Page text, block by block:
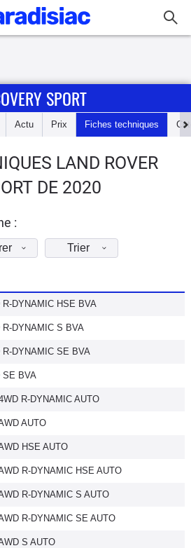
SPORT
Actu Prix Fiches techniques
LAND ROVER
DE 2020
:
Trier
DYNAMIC HSE BVA
DYNAMIC S BVA
DYNAMIC SE BVA
SE BVA
R-DYNAMIC AUTO
AUTO
HSE AUTO
R-DYNAMIC HSE AUTO
R-DYNAMIC S AUTO
R-DYNAMIC SE AUTO
S AUTO